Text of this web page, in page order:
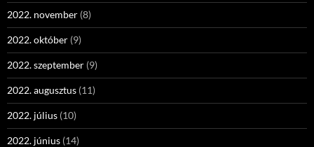
2022. november (8)
2022. október (9)
2022. szeptember (9)
2022. augusztus (11)
2022. július (10)
2022. június (14)